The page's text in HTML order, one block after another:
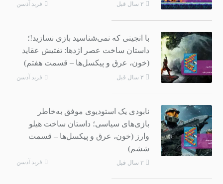
۳ سال قبل فربد آذسن
با انجینی که نمی‌شناسید بازی نسازید!؛
داستان ساخت عصر اژدها: تفتیش عقاید
(خون، عرق و پیکسل‌ها – قسمت هفتم)
۳ سال قبل فربد آذسن
نابودی یک استودیوی موفق به‌خاطر
بازی‌های سیاسی؛ داستان ساخت هیلو
وارز (خون، عرق و پیکسل‌ها – قسمت
ششم)
۳ سال قبل فربد آذسن